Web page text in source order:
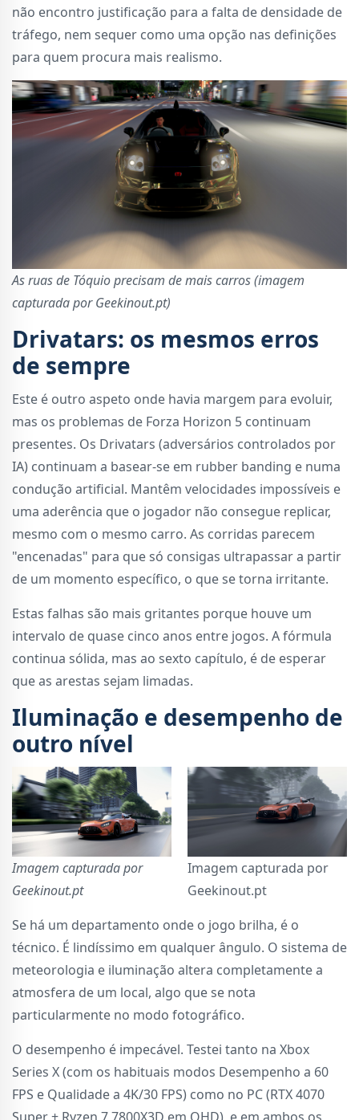
não encontro justificação para a falta de densidade de
tráfego, nem sequer como uma opção nas definições
para quem procura mais realismo.
As ruas de Tóquio precisam de mais carros (imagem
capturada por Geekinout.pt)
Drivatars: os mesmos erros
de sempre
Este é outro aspeto onde havia margem para evoluir,
mas os problemas de Forza Horizon 5 continuam
presentes. Os Drivatars (adversários controlados por
IA) continuam a basear-se em rubber banding e numa
condução artificial. Mantêm velocidades impossíveis e
uma aderência que o jogador não consegue replicar,
mesmo com o mesmo carro. As corridas parecem
"encenadas" para que só consigas ultrapassar a partir
de um momento específico, o que se torna irritante.
Estas falhas são mais gritantes porque houve um
intervalo de quase cinco anos entre jogos. A fórmula
continua sólida, mas ao sexto capítulo, é de esperar
que as arestas sejam limadas.
Iluminação e desempenho de
outro nível
Imagem capturada por
Geekinout.pt
Imagem capturada por
Geekinout.pt
Se há um departamento onde o jogo brilha, é o
técnico. É lindíssimo em qualquer ângulo. O sistema de
meteorologia e iluminação altera completamente a
atmosfera de um local, algo que se nota
particularmente no modo fotográfico.
O desempenho é impecável. Testei tanto na Xbox
Series X (com os habituais modos Desempenho a 60
FPS e Qualidade a 4K/30 FPS) como no PC (RTX 4070
Super + Ryzen 7 7800X3D em QHD), e em ambos os